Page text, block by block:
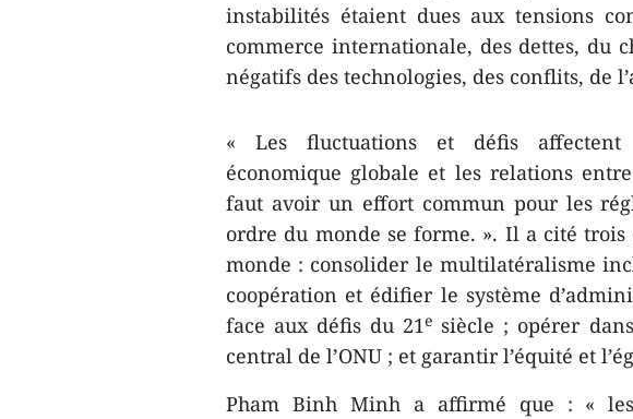
instabilités étaient dues aux tensions
commerce internationale, des dettes, du
négatifs des technologies, des conflits, de
« Les fluctuations et défis affectent
économique globale et les relations
faut avoir un effort commun pour les
ordre du monde se forme. ». Il a cité
monde : consolider le multilatéralisme
coopération et édifier le système
face aux défis du 21e siècle ; opérer
central de l’ONU ; et garantir l’équité et
Pham Binh Minh a affirmé que : «